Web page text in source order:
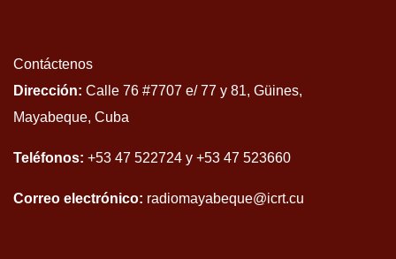
Contáctenos
Dirección: Calle 76 #7707 e/ 77 y 81, Güines,
Mayabeque, Cuba
Teléfonos: +53 47 522724 y +53 47 523660
Correo electrónico: radiomayabeque@icrt.cu